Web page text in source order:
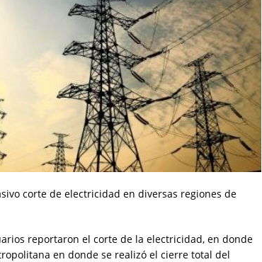
corte de electricidad en diversas regiones de
reportaron el corte de la electricidad, en donde
en donde se realizó el cierre total del